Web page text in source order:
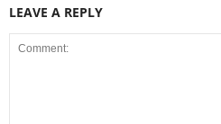
LEAVE A REPLY